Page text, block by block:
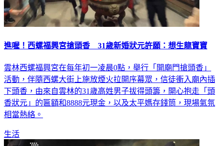
進喔！西螺福興宮搶頭香 31歲新婚狀元許願：想生龍寶寶
雲林西螺福興宮在每年初一凌晨0點，舉行「開廟門搶頭香」
活動，伴隨西螺大街上施放煙火拉開序幕眾，信徒衝入廟內插
下頭香，由來自雲林的31歲高姓男子拔得頭籌，開心抱走「頭
香狀元」的匾額和8888元現金，以及太平媽存錢筒，現場氣氛
相當熱絡。
生活